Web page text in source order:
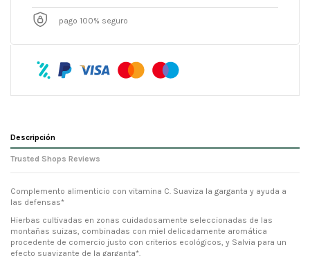
pago 100% seguro
Descripción
Trusted Shops Reviews
Complemento alimenticio con vitamina C. Suaviza la garganta y ayuda a
las defensas*
Hierbas cultivadas en zonas cuidadosamente seleccionadas de las
montañas suizas, combinadas con miel delicadamente aromática
procedente de comercio justo con criterios ecológicos, y Salvia para un
efecto suavizante de la garganta*.